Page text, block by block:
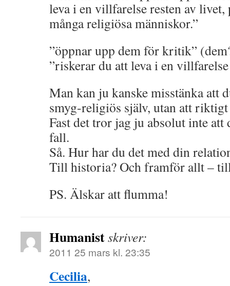
leva i en villfarelse resten av livet,
många religiösa människor.”
”öppnar upp dem för kritik”
”riskerar du att leva i en
Man kan ju kanske misstänka att
smyg-religiös själv, utan att riktigt
Fast det tror jag ju absolut inte att
fall.
Så. Hur har du det med din
Till historia? Och framför allt –
PS. Älskar att flumma!
Humanistskriver:
2011 25 mars kl. 23:35
Cecilia,